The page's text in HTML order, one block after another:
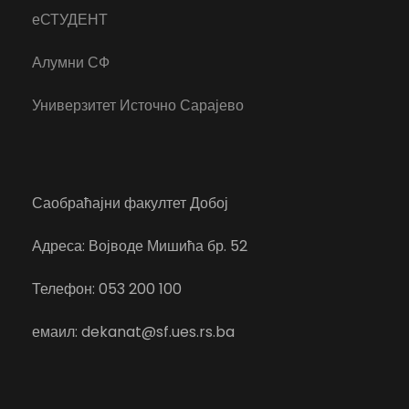
еСТУДЕНТ
Алумни СФ
Универзитет Источно Сарајево
Саобраћајни факултет Добој
Адреса: Војводе Мишића бр. 52
Телефон: 053 200 100
емаил: dekanat@sf.ues.rs.ba